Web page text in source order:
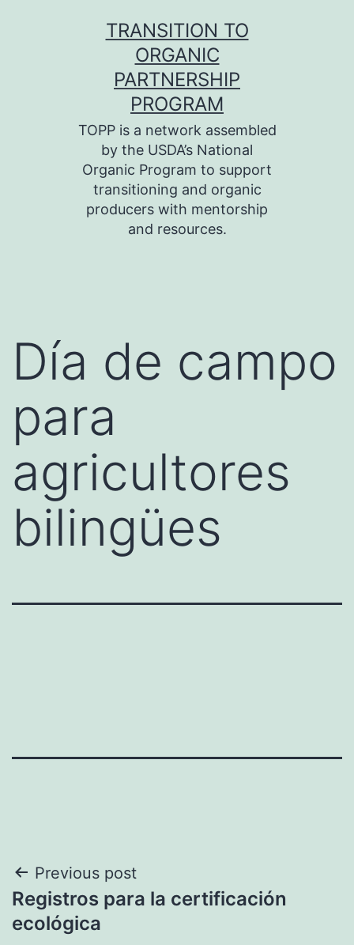
TRANSITION TO
ORGANIC
PARTNERSHIP
PROGRAM
TOPP is a network assembled
by the USDA’s National
Organic Program to support
transitioning and organic
producers with mentorship
and resources.
Día de campo
para
agricultores
bilingües
Navegación
de
Previous post
Registros para la certificación
ecológica